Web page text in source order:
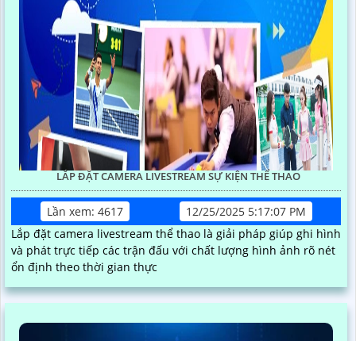
LẮP ĐẶT CAMERA LIVESTREAM SỰ KIỆN THỂ THAO
Lần xem: 4617
12/25/2025 5:17:07 PM
Lắp đặt camera livestream thể thao là giải pháp giúp ghi hình
và phát trực tiếp các trận đấu với chất lượng hình ảnh rõ nét
ổn định theo thời gian thực